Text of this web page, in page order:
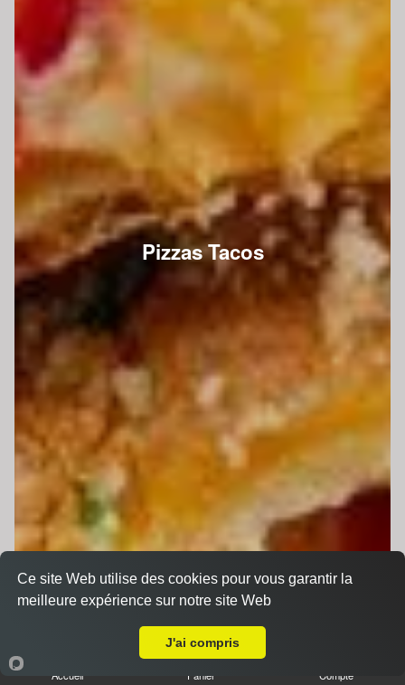
Pizzas Tacos
Accueil Panier Compte
Ce site Web utilise des cookies pour vous garantir la
meilleure expérience sur notre site Web
J'ai compris